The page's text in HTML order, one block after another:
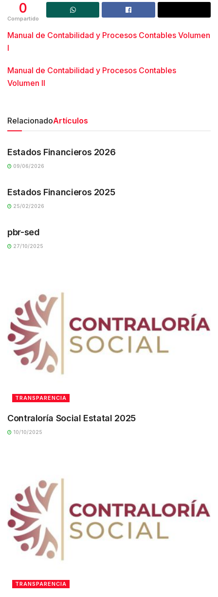
0
Compartido
Manual de Contabilidad y Procesos Contables Volumen
I
Manual de Contabilidad y Procesos Contables
Volumen II
RelacionadoArtículos
TRANSPARENCIA
Estados Financieros 2026
09/06/2026
Estados Financieros 2025
25/02/2026
pbr-sed
27/10/2025
TRANSPARENCIA
Contraloría Social Estatal 2025
10/10/2025
TRANSPARENCIA